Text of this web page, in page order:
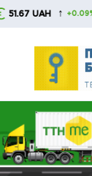
Skip
UAH ↑ +0.09%